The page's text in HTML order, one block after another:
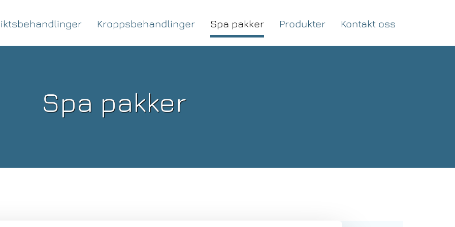
Kroppsbehandlinger Spa pakker Produkter Kontakt oss
Spa pakker